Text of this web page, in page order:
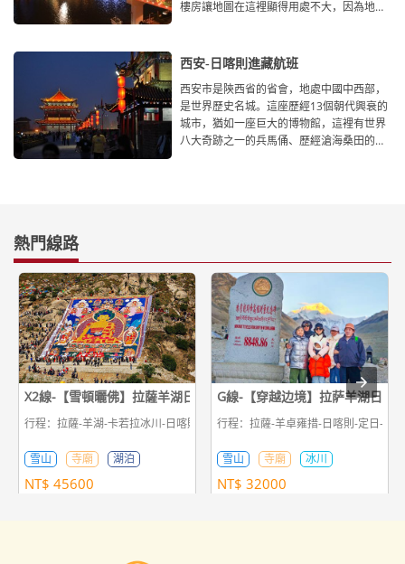
樓房讓地圖在這裡顯得用處不大，因為地圖
西安-日喀則進藏航班
西安市是陝西省的省會，地處中國中西部，
是世界歷史名城。這座歷經13個朝代興衰的
城市，猶如一座巨大的博物館，這裡有世界
八大奇跡之一的兵馬俑、歷經滄海桑田的古
熱門線路
X2線-【雪頓曬佛】拉薩羊湖日喀則珠峰9日祈願之旅
行程：拉薩-羊湖-卡若拉冰川-日喀則-拉薩
雪山 寺廟 湖泊
NT$ 45600
G線-【穿越边境】拉萨羊湖日喀
行程：拉薩-羊卓雍措-日喀則-定日-珠
雪山 寺廟 冰川
NT$ 32000